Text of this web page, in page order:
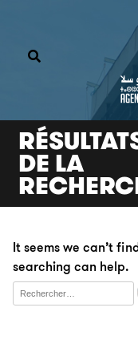
DE LA
It seems we can’t
searching can help.
Rechercher :